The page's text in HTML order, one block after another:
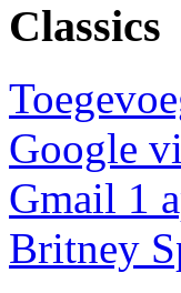
Classics
Google
Gmail 1
Britney